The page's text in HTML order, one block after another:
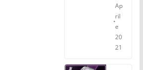
Ap
ril
e
20
21